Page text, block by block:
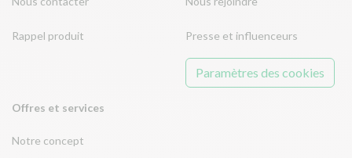
Rappel produit
Offres et services
Notre concept
Presse et influenceurs
Paramètres des cookies